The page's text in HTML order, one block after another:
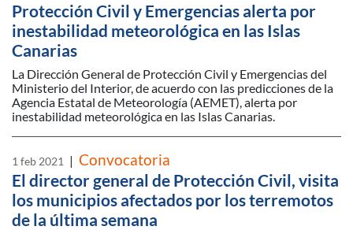
Protección Civil y Emergencias alerta por
inestabilidad meteorológica en las Islas
Canarias
La Dirección General de Protección Civil y Emergencias del
Ministerio del Interior, de acuerdo con las predicciones de la
Agencia Estatal de Meteorología (AEMET), alerta por
inestabilidad meteorológica en las Islas Canarias.
1 feb 2021 | Convocatoria
El director general de Protección Civil, visita
los municipios afectados por los terremotos
de la última semana